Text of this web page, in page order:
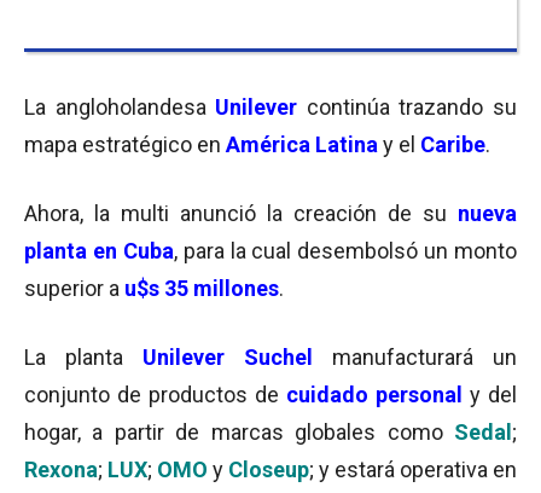
La angloholandesa Unilever continúa trazando su
mapa estratégico en América Latina y el Caribe.
Ahora, la multi anunció la creación de su nueva
planta en Cuba, para la cual desembolsó un monto
superior a u$s 35 millones.
La planta Unilever Suchel
manufacturará un
conjunto de productos de cuidado personal y del
hogar, a partir de marcas globales comoSedal ;
Rexona; LUX; OMO y Closeup; y estará operativa en